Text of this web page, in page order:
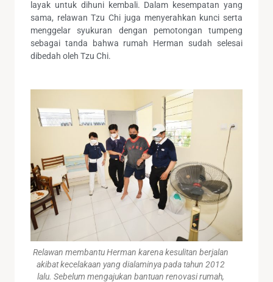
layak untuk dihuni kembali. Dalam kesempatan yang
sama, relawan Tzu Chi juga menyerahkan kunci serta
menggelar syukuran dengan pemotongan tumpeng
sebagai tanda bahwa rumah Herman sudah selesai
dibedah oleh Tzu Chi.
Relawan membantu Herman karena kesulitan berjalan
akibat kecelakaan yang dialaminya pada tahun 2012
lalu. Sebelum mengajukan bantuan renovasi rumah,